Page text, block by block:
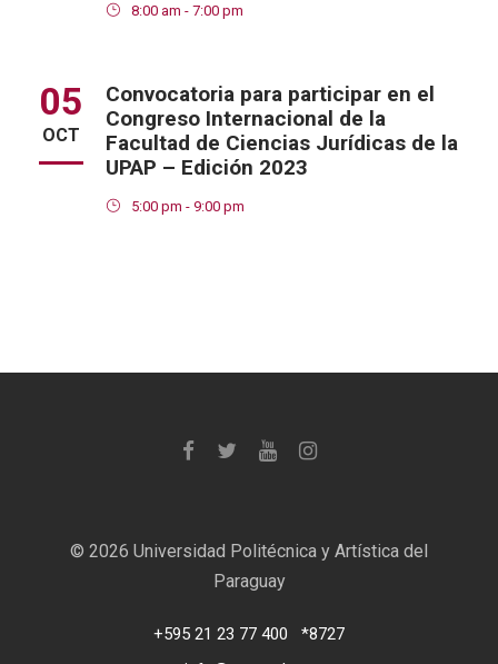
8:00 am - 7:00 pm
05
OCT
Convocatoria para participar en el
Congreso Internacional de la
Facultad de Ciencias Jurídicas de la
UPAP – Edición 2023
5:00 pm - 9:00 pm
© 2026 Universidad Politécnica y Artística del
Paraguay
+595 21 23 77 400
*8727